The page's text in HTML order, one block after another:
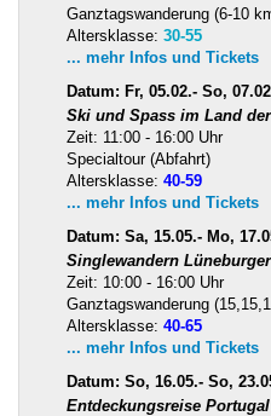
Ganztagswanderung (6-10
Altersklasse: 30-55
... mehr Infos und Tickets
Datum: Fr, 05.02.- So,
Ski und Spass im Land
Zeit: 11:00 - 16:00 Uhr
Specialtour (Abfahrt)
Altersklasse: 40-59
... mehr Infos und Tickets
Datum: Sa, 15.05.- Mo,
Singlewandern
Zeit: 10:00 - 16:00 Uhr
Ganztagswanderung
Altersklasse: 40-65
... mehr Infos und Tickets
Datum: So, 16.05.- So,
Entdeckungsreise